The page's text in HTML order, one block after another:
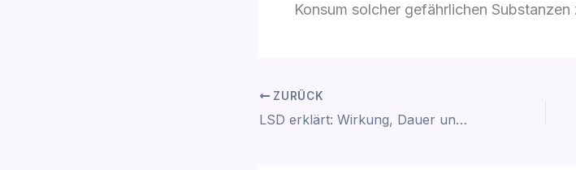
Konsum solcher gefährlichen Substanzen
ZURÜCK
LSD erklärt: Wirkung, Dauer und psychische Risiken